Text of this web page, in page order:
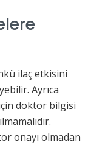
ilaç etkisini
Ayrıca
doktor bilgisi
onayı olmadan